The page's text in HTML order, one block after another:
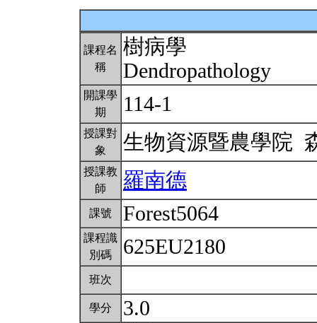
課程名
稱
樹病學
Dendropathology
開課學
期
114-1
授課對
象
生物資源暨農學院
授課教
師
羅南德
課號 Forest5064
課程識
別碼
625EU2180
班次
學分 3.0